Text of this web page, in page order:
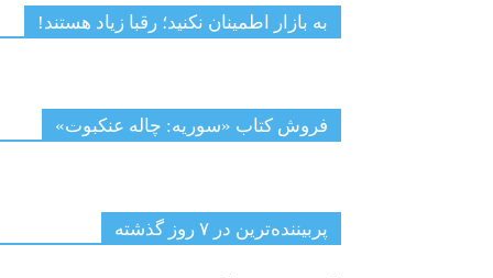
به بازار اطمینان نکنید؛ رقبا زیاد هستند!
فروش کتاب «سوریه: چاله عنکبوت»
پربیننده‌ترین‌ در ۷ روز گذشته